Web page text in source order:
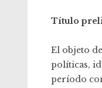
Título
El objeto
políticas,
período